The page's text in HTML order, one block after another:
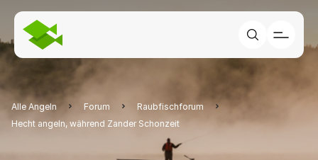
Alle Angeln Forum
Raubfischforum
Hecht angeln, während Zander Schonzeit